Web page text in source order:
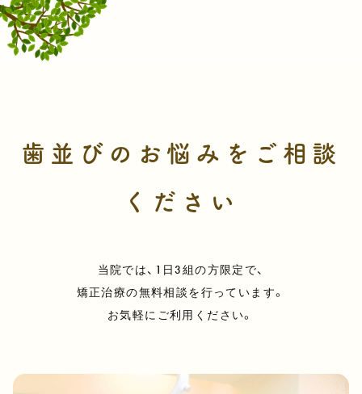
歯並びのお悩みをご相談
ください
当院では、1日3組の方限定で、
矯正治療の無料相談を行っています。
お気軽にご利用ください。